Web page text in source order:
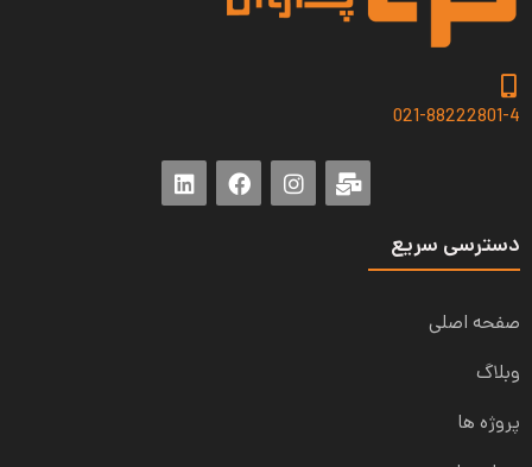
021-88222801-4
دسترسی سریع
صفحه اصلی
وبلاگ
پروژه ها